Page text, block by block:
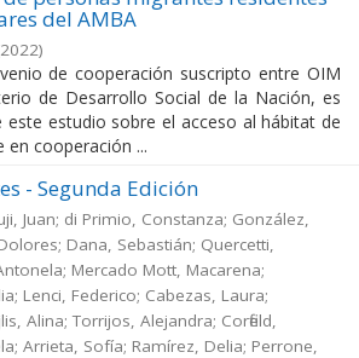
del AMBA
2022)
de cooperación suscripto entre OIM
de Desarrollo Social de la Nación, es
este estudio sobre el acceso al hábitat de
en cooperación ...
- Segunda Edición
Juan; di Primio, Constanza; González,
Dana, Sebastián; Quercetti,
Mercado Mott, Macarena;
Lenci, Federico; Cabezas, Laura;
Alina; Torrijos, Alejandra; Corfield,
Arrieta, Sofía; Ramírez, Delia; Perrone,